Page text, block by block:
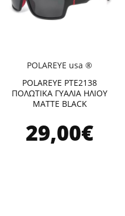
POLAREYE usa ®
POLAREYE PTE2138
ΠΟΛΩΤΙΚΑ ΓΥΑΛΙΑ ΗΛΙΟΥ
MATTE BLACK
29,00€